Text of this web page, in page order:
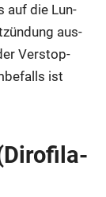
auf die Lun­
aus­
Ver­stop­
ist